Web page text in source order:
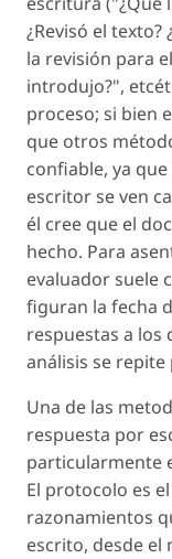
¿Revisó el
la revisión para
introdujo?",
proceso; si bien
que otros
confiable, ya
escritor se ven
él cree que el
hecho. Para
evaluador suele
figuran la fecha
respuestas a los
análisis se
Una de las
respuesta por
particularmente
El protocolo es
razonamientos
escrito, desde el